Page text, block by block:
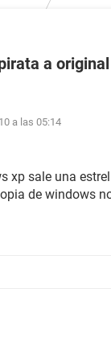
a original
a las 05:14
xp sale una
de windows